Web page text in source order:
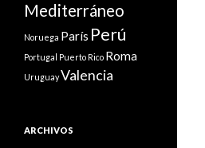
Mediterráneo
Noruega París Perú
Portugal Puerto Rico Roma
UruguayValencia
ARCHIVOS